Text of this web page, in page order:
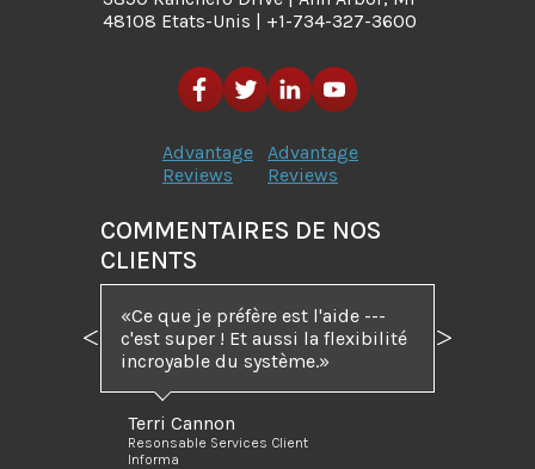
48108 Etats-Unis | +1-734-327-3600
Advantage
Reviews
Advantage
Reviews
COMMENTAIRES DE NOS
CLIENTS
Ce que je préfère est l'aide ---
c'est super ! Et aussi la flexibilité
incroyable du système.
Terri Cannon
Resonsable Services Client
Informa
Précédent Suivant